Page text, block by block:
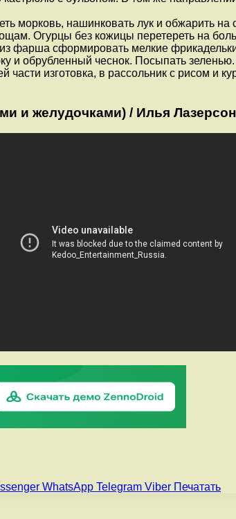
морковь, нашинковать лук и обжарить
Огурцы без кожицы перетереть на
фарша сформировать мелкие
и обрубленный чеснок. Посыпать
изготовка, в рассольник с рисом и
и желудочками) / Илья
WhatsApp Telegram Viber Печатать